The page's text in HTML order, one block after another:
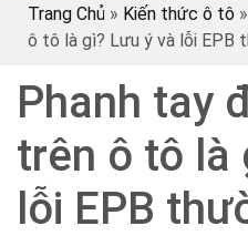
Trang Chủ » Kiến thức ô tô »
ô tô là gì? Lưu ý và lỗi EPB
Phanh tay
trên ô tô là
lỗi EPB